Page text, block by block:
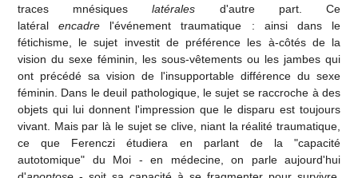
traces mnésiqueslatérales d'autre part. Ce
latéralencadre l'événement traumatique : ainsi dans le
fétichisme, le sujet investit de préférence les à-côtés de la
vision du sexe féminin, les sous-vêtements ou les jambes qui
ont précédé sa vision de l'insupportable différence du sexe
féminin. Dans le deuil pathologique, le sujet se raccroche à des
objets qui lui donnent l'impression que le disparu est toujours
vivant. Mais par là le sujet se clive, niant la réalité traumatique,
ce que Ferenczi étudiera en parlant de la "capacité
autotomique" du Moi - en médecine, on parle aujourd'hui